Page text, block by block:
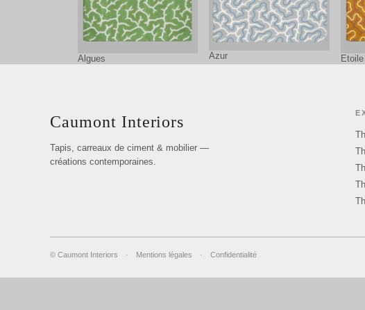
Algues Azur
Caumont Interiors
Tapis, carreaux de ciment & mobilier —
créations contemporaines.
© Caumont Interiors · Mentions légales · Confidentialité